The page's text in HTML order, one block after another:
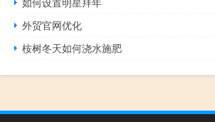
外贸官网优化
桉树冬天如何浇水施肥